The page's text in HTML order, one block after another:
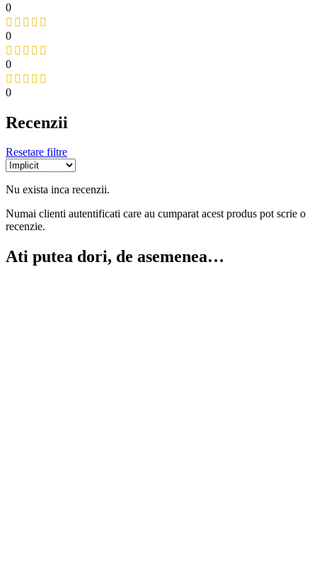
0
0
0
0
Recenzii
Resetare filtre
Nu exista inca recenzii.
Numai clienti autentificati care au cumparat acest produs pot scrie o
recenzie.
Ati putea dori, de asemenea…